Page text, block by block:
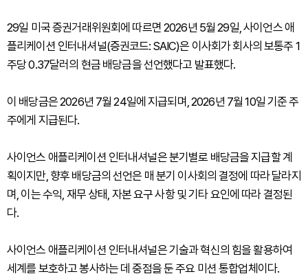
29일 미국 증권거래위원회에 따르면 2026년 5월 29일, 사이언스 애
플리케이션 인터내셔널(증권코드: SAIC)은 이사회가 회사의 보통주 1
주당 0.37달러의 현금 배당금을 선언했다고 발표했다.
이 배당금은 2026년 7월 24일에 지급되며, 2026년 7월 10일 기준 주
주에게 지급된다.
사이언스 애플리케이션 인터내셔널은 분기별로 배당금을 지급할 계
획이지만, 향후 배당금의 선언은 매 분기 이사회의 결정에 따라 달라지
며, 이는 수익, 재무 상태, 자본 요구 사항 및 기타 요인에 따라 결정된
다.
사이언스 애플리케이션 인터내셔널은 기술과 혁신의 힘을 활용하여
세계를 보호하고 봉사하는 데 중점을 둔 주요 미션 통합업체이다.